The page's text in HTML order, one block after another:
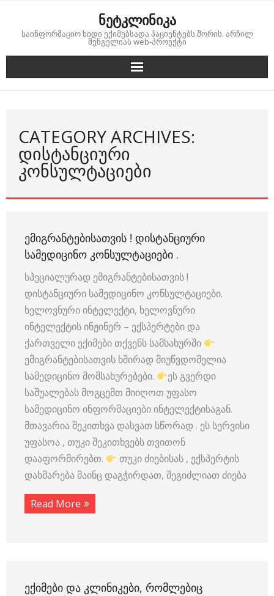
content
ნეტკლინიკა
საინფორმაციო ხიდი ექიმებსადა პაციენტებს შორის. არჩილ
შენგელიას web-პროექტი
CATEGORY ARCHIVES:
ᲓᲘᲡᲢᲐᲜᲪᲘᲣᲠᲘ
ᲙᲝᲜᲡᲣᲚᲢᲐᲪᲘᲔᲑᲘ
ᲔᲛᲘᲒᲠᲐᲜᲢᲔᲑᲘᲡᲐᲗᲕᲘᲡ ! ᲓᲘᲡᲢᲐᲜᲪᲘᲣᲠᲘ
ᲡᲐᲛᲔᲓᲘᲪᲘᲜᲝ ᲙᲝᲜᲡᲣᲚᲢᲐᲪᲘᲔᲑᲘ .
სპეციალურად ემიგრანტებისათვის !
დისტანციური სამედიცინო კონსულტაციები.
ხელოვნური ინტელექტი, ხელოვნური
ინტელექტის ინჟინერ – ექსპერტები და
ქართველი ექიმები თქვენს სამსახურში
ემიგრანტებისათვის ხშირად მიუწვდომელია
სამედიცინო მომსახურებები.
ეს გვერდი
საშუალებას მოგცემთ მიიღოთ უფასო
სამედიცინო ინფორმაციები ინტელექტისაგან.
მთავარია შეკითხვა დასვათ სწორად . ეს სერვისი
უფასოა , თუკი შეკითხვებს თვითონ
დააფორმირებთ.
თუკი ძიებისას , ექსპერტის
დახმარება მაინც დაგჭირდათ, შეგიძლიათ ძიება
Read More
ᲔᲥᲘᲛᲔᲑᲘ ᲓᲐ ᲙᲚᲘᲜᲘᲙᲔᲑᲘ, ᲠᲝᲛᲚᲔᲑᲘᲪ